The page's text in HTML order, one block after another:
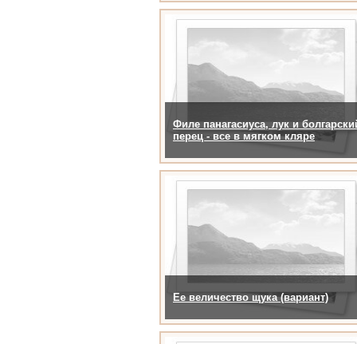
Филе панагасиуса, лук и
перец - все в мягком кляре
Ее величество щука (вариант)